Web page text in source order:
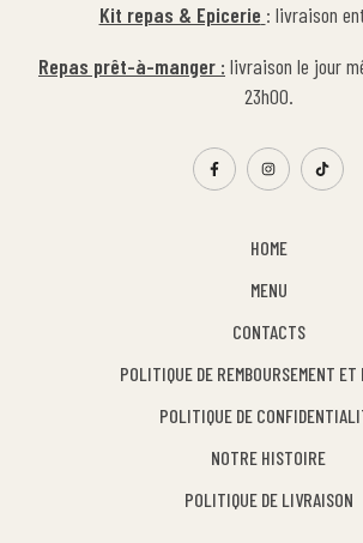
HOME
MENU
CONTACTS
POLITIQUE DE REMBOURSEMENT ET
POLITIQUE DE
NOTRE HISTOIRE
POLITIQUE DE LIVRAISON
Kit repas & Epicerie : livraison
Repas prêt-à-manger : livraison le jour
23h00.